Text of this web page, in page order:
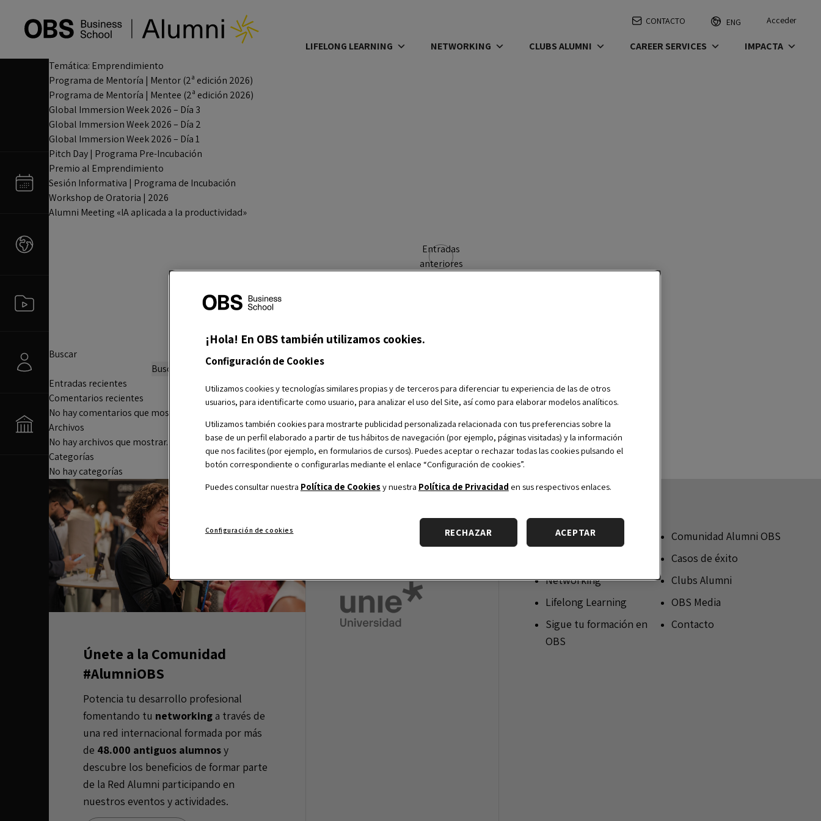
CONTACTO ENG Acceder
LIFELONG LEARNING NETWORKING CLUBS ALUMNI CAREER SERVICES
IMPACTA
Temática: Emprendimiento
Programa de Mentoría | Mentor (2ª edición 2026)
Programa de Mentoría | Mentee (2ª edición 2026)
Global Immersion Week 2026 – Día 3
Global Immersion Week 2026 – Día 2
Global Immersion Week 2026 – Día 1
Pitch Day | Programa Pre-Incubación
Premio al Emprendimiento
Sesión Informativa | Programa de Incubación
Workshop de Oratoria | 2026
Alumni Meeting «IA aplicada a la productividad»
Navegación
Entradas
anteriores
Buscar
Buscar
Entradas recientes
Comentarios recientes
No hay comentarios que mostrar.
Archivos
No hay archivos que mostrar.
Categorías
No hay categorías
Únete a la Comunidad
#AlumniOBS
Potencia tu desarrollo profesional
fomentando tu networkinga través de
una red internacional formada por más
de 48.000 antiguos alumnosy
descubre los beneficios de formar parte
de la Red Alumni participando en
nuestros eventos y actividades.
Sobre OBS Alumni
Networking
Lifelong Learning
Sigue tu formación en
OBS
Comunidad Alumni OBS
Casos de éxito
Clubs Alumni
OBS Media
Contacto
¡Hola! En OBS también utilizamos cookies.
Configuración de Cookies
Utilizamos cookies y tecnologías similares propias y de terceros para diferenciar tu experiencia de las de otros
usuarios, para identificarte como usuario, para analizar el uso del Site, así como para elaborar modelos analíticos.
Utilizamos también cookies para mostrarte publicidad personalizada relacionada con tus preferencias sobre la
base de un perfil elaborado a partir de tus hábitos de navegación (por ejemplo, páginas visitadas) y la información
que nos facilites (por ejemplo, en formularios de cursos). Puedes aceptar o rechazar todas las cookies pulsando el
botón correspondiente o configurarlas mediante el enlace “Configuración de cookies”.
Puedes consultar nuestra Política de Cookies y nuestra Política de Privacidad en sus respectivos enlaces.
Configuración de cookies RECHAZAR ACEPTAR